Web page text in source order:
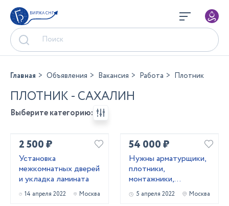
БИРЖА СНГ
Главная Объявления Вакансия Работа Плотник
ПЛОТНИК - САХАЛИН
Выберите категорию:
2 500 ₽
Установка
межкомнатных дверей
и укладка ламината
14 апреля 2022 Москва
54 000 ₽
Нужны арматурщики,
плотники,
монтажники,
сварщики, бетонщики,
стропальщики,
5 апреля 2022 Москва